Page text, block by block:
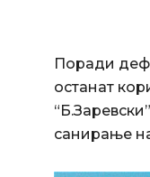
Поради
останат
санирање